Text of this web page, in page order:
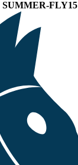
SUMMER-FLY15